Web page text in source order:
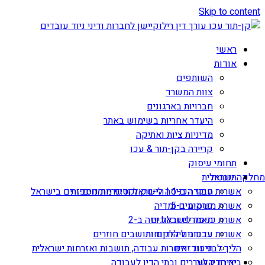
Skip to content
ראשי
אודות
השותפים
צוות המשרד
חברויות בארגונים
היעדר אחריות בשימוש באתר
מדיניות ציות ואתיקה
קריירה בקן-תור & עכו
תחומי עיסוק
מחלקה ישראלית
אשרות עבודה ב-1 | הי-טק וקטגוריות נוספות
אשרת משקיע ב-5
אשרת כניסה לישראל ויזה ב-2
אשרות עבודה ליהודים ותושבים חוזרים
הליך לבני זוג זרים
תובנות
חוקי הכניסה לישראל ודיני מומחים זרים בישראל
פרסומים ומדיה
מאמרים ובלוגים
עדכונים ללקוחות
תיעוד: אשרות עבודה, תושבות ואזרחות ישראלית